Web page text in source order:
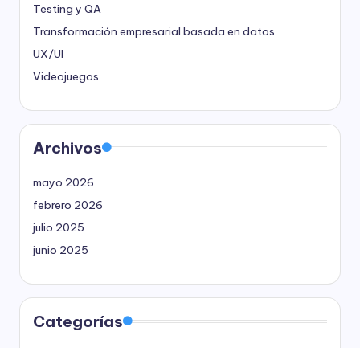
Testing y QA
Transformación empresarial basada en datos
UX/UI
Videojuegos
Archivos
mayo 2026
febrero 2026
julio 2025
junio 2025
Categorías